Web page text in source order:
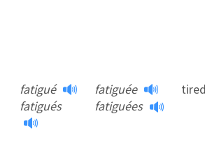
fatigué
fatigués
fatiguée
fatiguées
tired